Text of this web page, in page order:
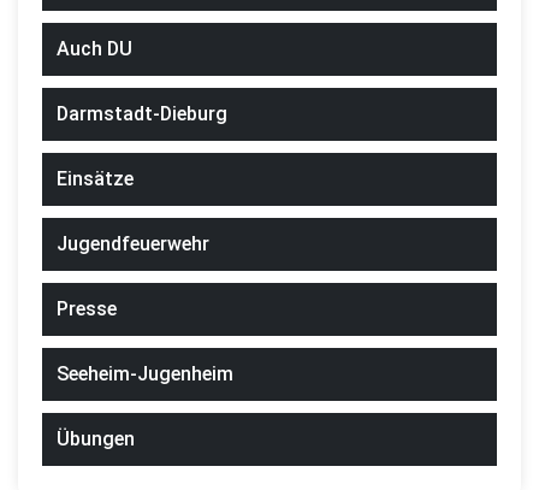
Auch DU
Darmstadt-Dieburg
Einsätze
Jugendfeuerwehr
Presse
Seeheim-Jugenheim
Übungen